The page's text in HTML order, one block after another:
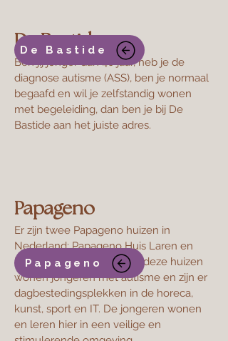
De Bastide
Ben jij jonger dan 40 jaar, heb je de
diagnose autisme (ASS), ben je normaal
begaafd en wil je zelfstandig wonen
met begeleiding, dan ben je bij De
Bastide aan het juiste adres.
Papageno
​Er zijn twee Papageno huizen in
Nederland: Papageno Huis Laren en
Papageno Huis Fryslân. In deze huizen
wonen jongeren met autisme en zijn er
dagbestedingsplekken in de horeca,
kunst, sport en IT. De jongeren wonen
en leren hier in een veilige en
Papageno
De Bastide